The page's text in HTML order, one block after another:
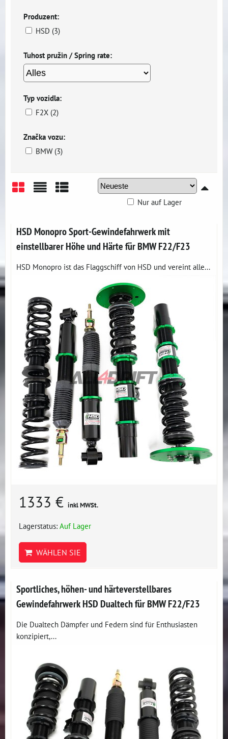
Produzent:
HSD (3)
Tuhost pružin / Spring rate:
Typ vozidla:
F2X (2)
Značka vozu:
BMW (3)
Nur auf Lager
HSD Monopro Sport-Gewindefahrwerk mit
einstellbarer Höhe und Härte für BMW F22/F23
HSD Monopro ist das Flaggschiff von HSD und vereint alle...
1333 € inkl MWSt.
Lagerstatus: Auf Lager
WÄHLEN SIE
Sportliches, höhen- und härteverstellbares
Gewindefahrwerk HSD Dualtech für BMW F22/F23
Die Dualtech Dämpfer und Federn sind für Enthusiasten
konzipiert,...